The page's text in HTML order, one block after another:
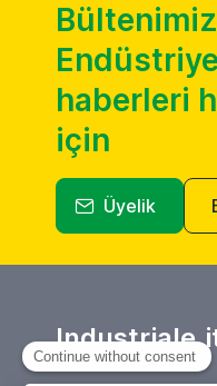
haberleri
için
Üyelik